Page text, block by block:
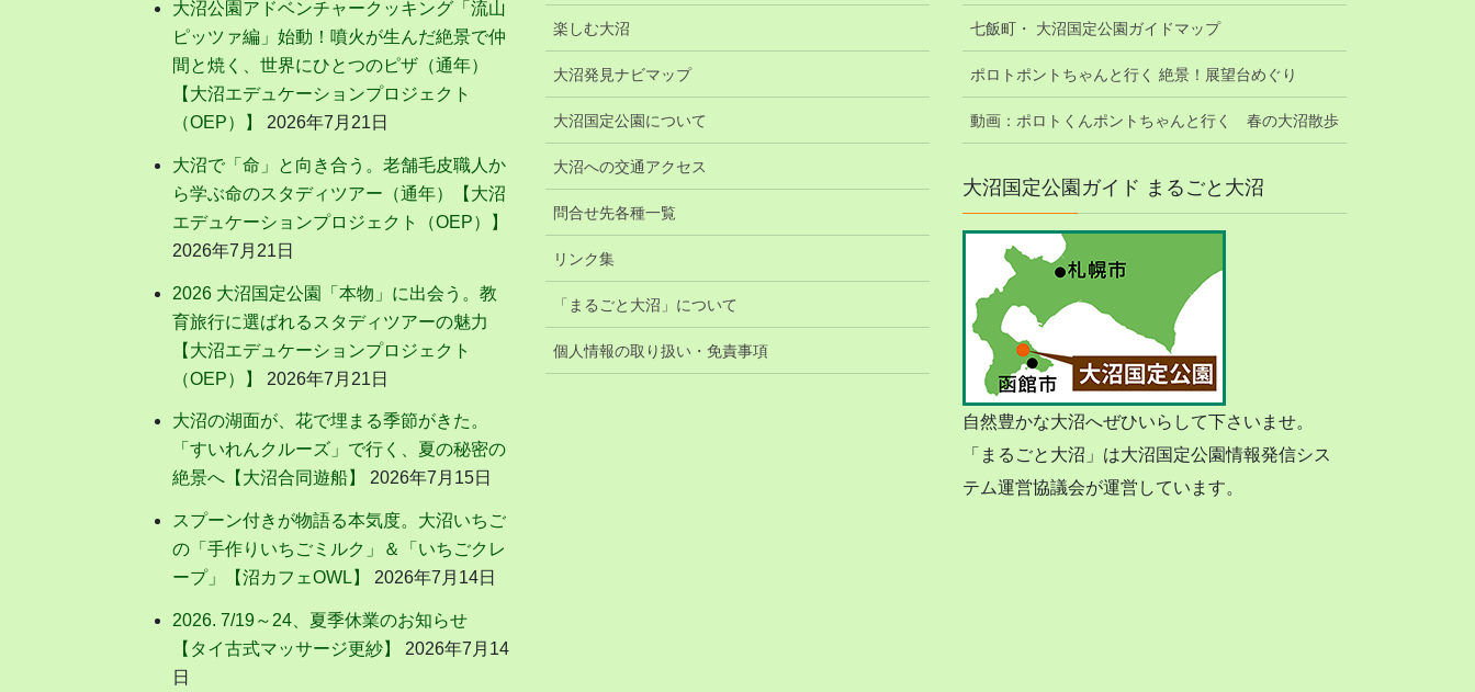
大沼公園アドベンチャークッキング「流山
ピッツァ編」始動！噴火が生んだ絶景で仲
間と焼く、世界にひとつのピザ（通年）
【大沼エデュケーションプロジェクト
（OEP）】
2026年7月21日
大沼で「命」と向き合う。老舗毛皮職人か
ら学ぶ命のスタディツアー（通年）【大沼
エデュケーションプロジェクト（OEP）】
2026年7月21日
2026 大沼国定公園「本物」に出会う。教
育旅行に選ばれるスタディツアーの魅力
【大沼エデュケーションプロジェクト
（OEP）】
2026年7月21日
大沼の湖面が、花で埋まる季節がきた。
「すいれんクルーズ」で行く、夏の秘密の
絶景へ【大沼合同遊船】
2026年7月15日
スプーン付きが物語る本気度。大沼いちご
の「手作りいちごミルク」＆「いちごクレ
ープ」【沼カフェOWL】
2026年7月14日
2026. 7/19～24、夏季休業のお知らせ
【タイ古式マッサージ更紗】
2026年7月14
日
楽しむ大沼
大沼発見ナビマップ
大沼国定公園について
大沼への交通アクセス
問合せ先各種一覧
リンク集
「まるごと大沼」について
個人情報の取り扱い・免責事項
七飯町・ 大沼国定公園ガイドマップ
ポロトポントちゃんと行く 絶景！展望台めぐり
動画：ポロトくんポントちゃんと行く 春の大沼散歩
大沼国定公園ガイド まるごと大沼
自然豊かな大沼へぜひいらして下さいませ。
「まるごと大沼」は大沼国定公園情報発信シス
テム運営協議会が運営しています。